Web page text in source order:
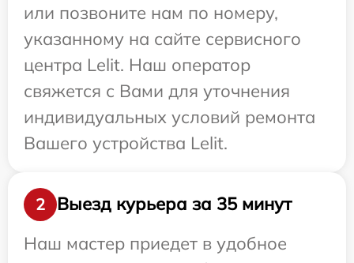
или позвоните нам по номеру,
указанному на сайте сервисного
центра Lelit. Наш оператор
свяжется с Вами для уточнения
индивидуальных условий ремонта
Вашего устройства Lelit.
2
Выезд курьера за 35 минут
Наш мастер приедет в удобное